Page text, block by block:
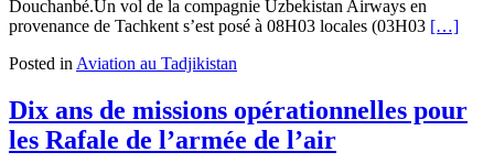
Douchanbé.Un vol de la compagnie Uzbekistan Airways en
provenance de Tachkent s’est posé à 08H03 locales (03H03 Read
des
vols
[…]
Posted in Aviation au Tadjikistan
Dix ans de missions opérationnelles pour
les Rafale de l’armée de l’air